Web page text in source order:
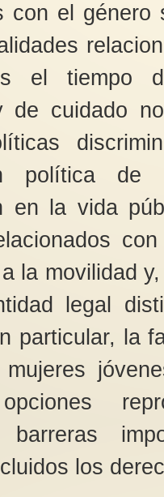
con el género
el tiempo
de cuidado
política
en la vida
la movilidad
legal
particular, la
barreras
los